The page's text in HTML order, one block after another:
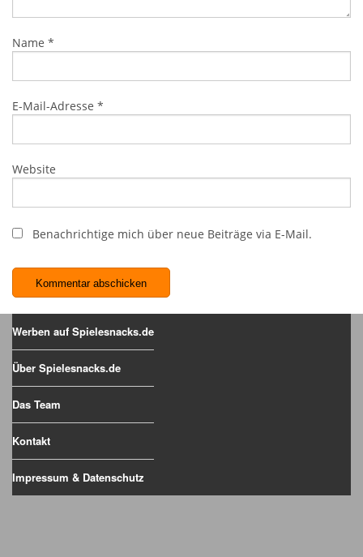
Name *
E-Mail-Adresse *
Website
Benachrichtige mich über neue Beiträge via E-Mail.
Werben auf Spielesnacks.de
Über Spielesnacks.de
Das Team
Kontakt
Impressum & Datenschutz